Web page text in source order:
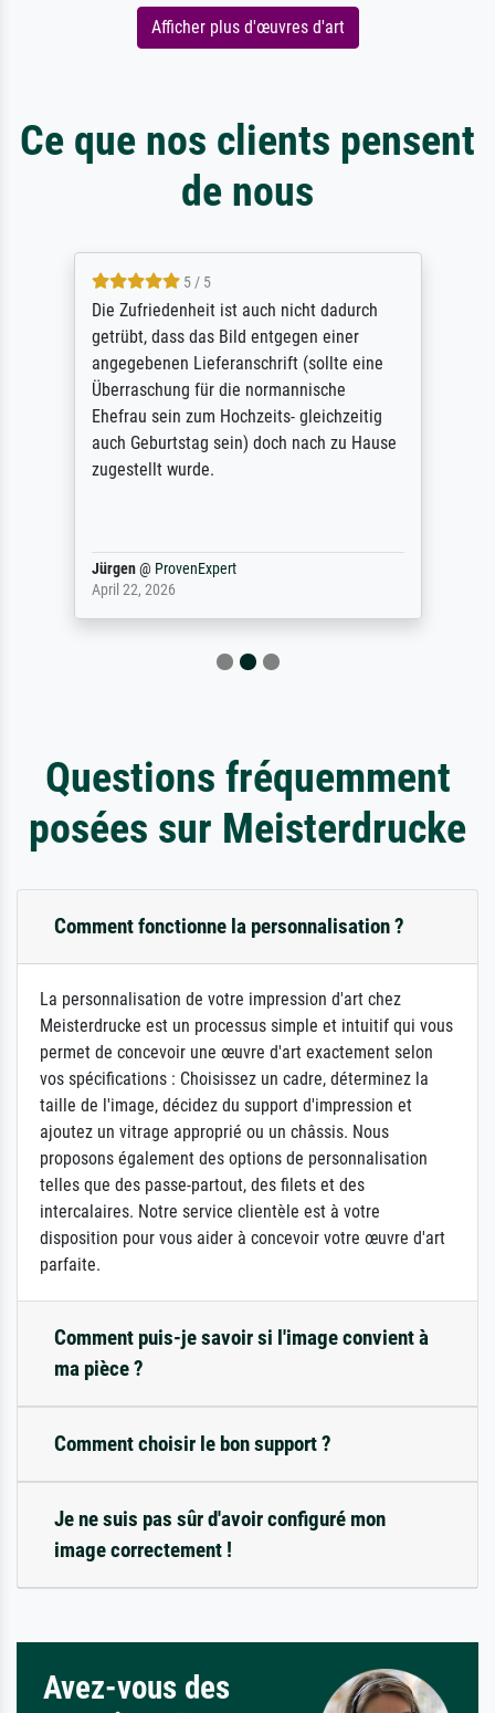
Afficher plus d'œuvres d'art
Ce que nos clients pensent
de nous
5 / 5
Die Zufriedenheit ist auch nicht dadurch
getrübt, dass das Bild entgegen einer
angegebenen Lieferanschrift (sollte eine
Überraschung für die normannische
Ehefrau sein zum Hochzeits- gleichzeitig
auch Geburtstag sein) doch nach zu Hause
zugestellt wurde.
Jürgen@ ProvenExpert
April 22, 2026
Questions fréquemment
posées sur Meisterdrucke
Comment fonctionne la personnalisation ?
La personnalisation de votre impression d'art chez
Meisterdrucke est un processus simple et intuitif qui vous
permet de concevoir une œuvre d'art exactement selon
vos spécifications : Choisissez un cadre, déterminez la
taille de l'image, décidez du support d'impression et
ajoutez un vitrage approprié ou un châssis. Nous
proposons également des options de personnalisation
telles que des passe-partout, des filets et des
intercalaires. Notre service clientèle est à votre
disposition pour vous aider à concevoir votre œuvre d'art
parfaite.
Comment puis-je savoir si l'image convient à
ma pièce ?
Comment choisir le bon support ?
Je ne suis pas sûr d'avoir configuré mon
image correctement !
Avez-vous des